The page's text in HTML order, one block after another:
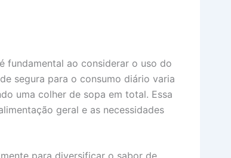
fundamental ao considerar o uso do
segura para o consumo diário varia
uma colher de sopa em total. Essa
geral e as necessidades